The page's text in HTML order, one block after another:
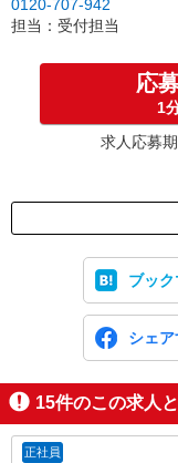
0120-707-942
担当：受付担当
応
1
求人応募
ブック
シェア
15件のこの求人
正社員